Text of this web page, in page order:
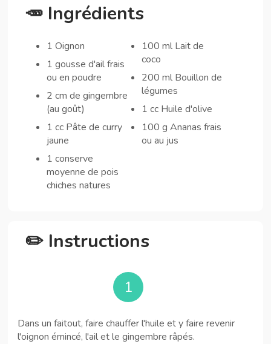
🥕 Ingrédients
1 Oignon
1 gousse d'ail frais
ou en poudre
2 cm de gingembre
(au goût)
1 cc Pâte de curry
jaune
1 conserve
moyenne de pois
chiches natures
100 ml Lait de
coco
200 ml Bouillon de
légumes
1 cc Huile d'olive
100 g Ananas frais
ou au jus
✏️ Instructions
1
Dans un faitout, faire chauffer l'huile et y faire revenir
l'oignon émincé, l'ail et le gingembre râpés.